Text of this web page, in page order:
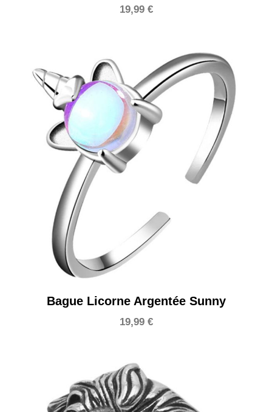
19,99 €
Bague Licorne Argentée Sunny
19,99 €